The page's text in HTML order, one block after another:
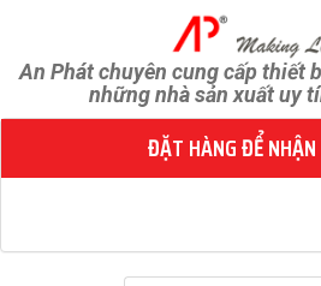
An Phát chuyên cung cấp thiết
những nhà sản xuất uy
ĐẶT HÀNG ĐỂ